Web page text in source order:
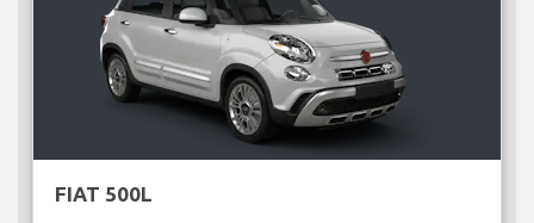
FIAT 500L